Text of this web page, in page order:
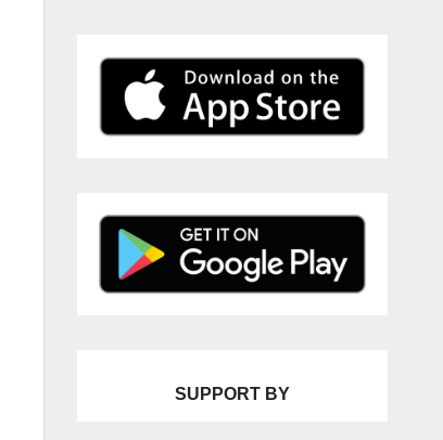
SUPPORT BY